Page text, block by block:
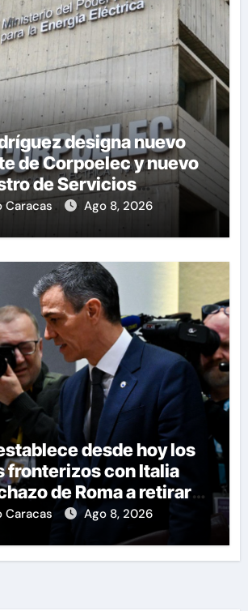
designa nuevo
de Corpoelec y nuevo
de Servicios
Caracas Ago 8, 2026
desde hoy los
fronterizos con Italia
de Roma a retirar
Caracas Ago 8, 2026